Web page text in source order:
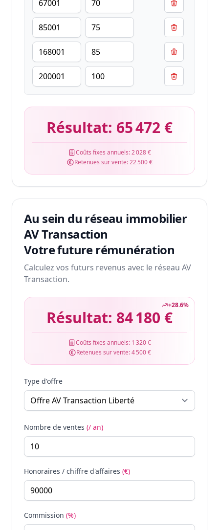
Résultat: 65 472 €
Coûts fixes annuels:2 028 €
Retenues sur vente:22 500 €
Au sein du réseau immobilier
AV Transaction
Votre future rémunération
Calculez vos futurs revenus avec le réseau AV
Transaction.
+28.6%
Résultat: 84 180 €
Coûts fixes annuels: 1 320 €
Retenues sur vente:4 500 €
Type d'offre
Nombre de ventes (/ an)
Honoraires / chiffre d'affaires (€)
Commission (%)